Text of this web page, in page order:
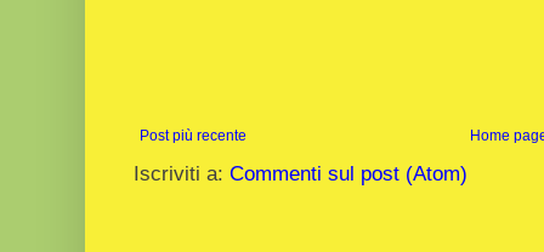
Post più recente Home
Iscriviti a: Commenti sul post (Atom)